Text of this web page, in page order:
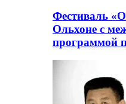
Фестиваль
Ольхоне с
программой